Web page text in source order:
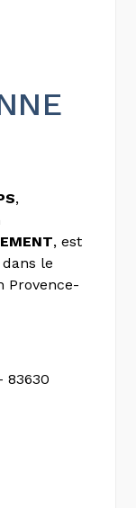
,
, est
le
Provence-
83630